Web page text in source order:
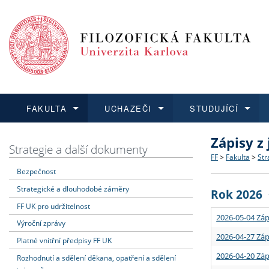
FAKULTA
Dozvědět se více
Struktura
Strategie
Podpora
UCHAZEČI
Podat přihlášku
Co
Učitelské
STUDUJÍCÍ
Dozvědět se více
Rigorózní
Dozvědět se více
O vědě a
Granty a
Dozvědět se více
Aktuální
Strategie a další dokumenty
Bezpečnost
Strategické a dlouhodobé záměry
FF UK pro udržitelnost
Výroční zprávy
Platné vnitřní předpisy FF UK
Rozhodnutí a sdělení děkana, opatření a sdělení
Zápisy
FF > Fakulta >
Rok 2026
2026-05-04
2026-04-27
2026-04-20